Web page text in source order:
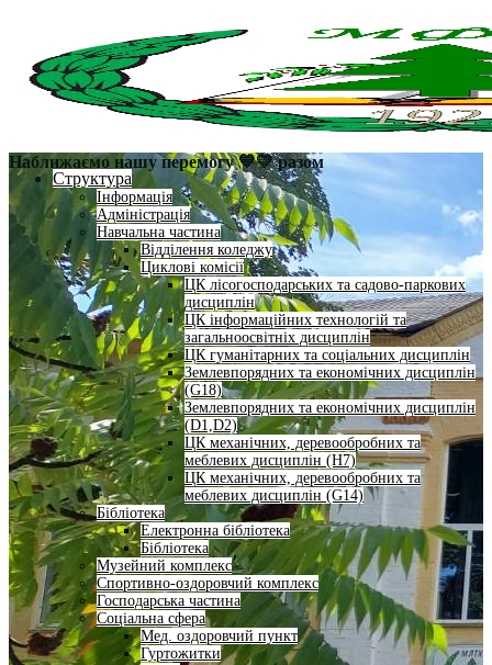
Структура
Інформація
Адміністрація
Навчальна частина
Відділення коледжу
Циклові комісії
ЦК лісогосподарських та садово-паркових
дисциплін
ЦК інформаційних технологій та
загальноосвітніх дисциплін
ЦК гуманітарних та соціальних дисциплін
Землевпорядних та економічних дисциплін
(G18)
Землевпорядних та економічних дисциплін
(D1,D2)
ЦК механічних, деревообробних та
меблевих дисциплін (H7)
ЦК механічних, деревообробних та
меблевих дисциплін (G14)
Бібліотека
Електронна бібліотека
Бібліотека
Музейний комплекс
Спортивно-оздоровчий комплекс
Господарська частина
Соціальна сфера
Мед. оздоровчий пункт
Гуртожитки
Наближаємо нашу перемогу 💙💛 разом